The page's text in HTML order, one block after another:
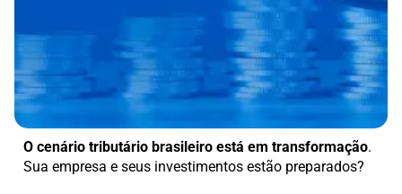
O cenário tributário brasileiro está em transformação.
Sua empresa e seus investimentos estão preparados?